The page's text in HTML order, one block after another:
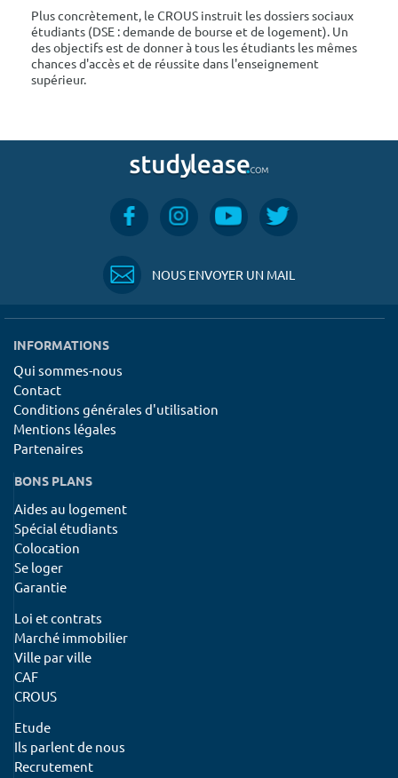
Plus concrètement, le CROUS instruit les dossiers sociaux
étudiants (DSE : demande de bourse et de logement). Un
des objectifs est de donner à tous les étudiants les mêmes
chances d'accès et de réussite dans l'enseignement
supérieur.
NOUS ENVOYER UN MAIL
INFORMATIONS
Qui sommes-nous
Contact
Conditions générales d'utilisation
Mentions légales
Partenaires
BONS PLANS
Aides au logement
Spécial étudiants
Colocation
Se loger
Garantie
Loi et contrats
Marché immobilier
Ville par ville
CAF
CROUS
Etude
Ils parlent de nous
Recrutement